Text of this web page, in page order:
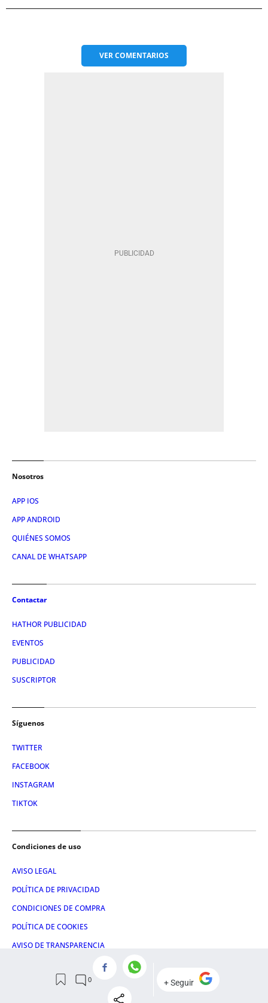
VERCOMENTARIOS
Nosotros
APP IOS
APP ANDROID
QUIÉNES SOMOS
CANAL DE WHATSAPP
Contactar
HATHOR PUBLICIDAD
EVENTOS
PUBLICIDAD
SUSCRIPTOR
Síguenos
TWITTER
FACEBOOK
INSTAGRAM
TIKTOK
Condiciones de uso
AVISO LEGAL
POLÍTICA DE PRIVACIDAD
CONDICIONES DE COMPRA
POLÍTICA DE COOKIES
AVISO DE TRANSPARENCIA